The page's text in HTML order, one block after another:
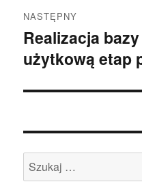
NASTĘPNY
Następny
wpis:
Realizacja
użytkową etap
Szukaj: